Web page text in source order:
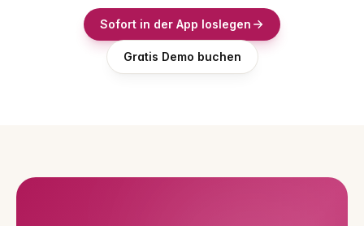
Sofort in der App loslegen
Gratis Demo buchen